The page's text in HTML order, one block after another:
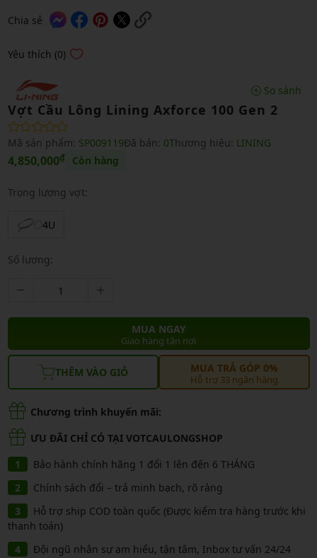
Chia sẻ
Yêu thích (0)
So sánh
Vợt Cầu Lông Lining Axforce 100 Gen 2
Mã sản phẩm: SP009119Đã bán: 0Thương hiệu: LINING
4,850,000₫ Còn hàng
Trọng lượng vợt:
4U
Số lượng:
MUA NGAY
Giao hàng tận nơi
THÊM VÀO GIỎ MUA TRẢ GÓP 0%
Hỗ trợ 33 ngân hàng
Chương trình khuyến mãi:
ƯU ĐÃI CHỈ CÓ TẠI VOTCAULONGSHOP
Bảo hành chính hãng 1 đổi 1 lên đến 6 THÁNG
Chính sách đổi – trả minh bạch, rõ ràng
Hỗ trợ ship COD toàn quốc (Được kiểm tra hàng trước khi
thanh toán)
Đội ngũ nhân sự am hiểu, tận tâm, Inbox tư vấn 24/24